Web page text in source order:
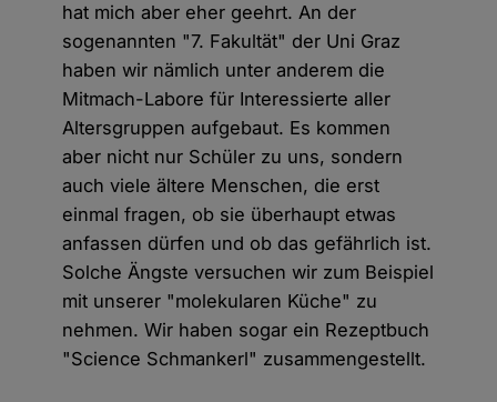
hat mich aber eher geehrt. An der
sogenannten "7. Fakultät" der Uni Graz
haben wir nämlich unter anderem die
Mitmach-Labore für Interessierte aller
Altersgruppen aufgebaut. Es kommen
aber nicht nur Schüler zu uns, sondern
auch viele ältere Menschen, die erst
einmal fragen, ob sie überhaupt etwas
anfassen dürfen und ob das gefährlich ist.
Solche Ängste versuchen wir zum Beispiel
mit unserer "molekularen Küche" zu
nehmen. Wir haben sogar ein Rezeptbuch
"Science Schmankerl" zusammengestellt.